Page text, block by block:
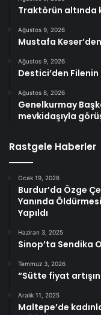
Traktörün altında
Ağustos 9, 2026
Mustafa
Ağustos 9, 2026
Destici’den
Ağustos 8, 2026
Genelkurmay
mevkidaşıyla
Rastgele Haberler
Ocak 19, 2026
Burdur’da Özge
Yanında
Yapıldı
Haziran 3, 2025
Sinop’ta Sendika
Temmuz 3, 2026
“Sütte fiyat
Aralık 11, 2025
Maltepe’de